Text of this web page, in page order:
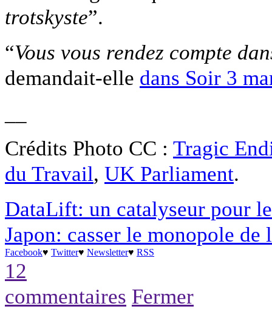
trotskyste”.
“Vous vous rendez compte
demandait-elle dans Soir 3
Crédits Photo CC : Tragic
du Travail, UK Parliament.
DataLift: un catalyseur pour
Japon: casser le monopole
Facebook♥ Twitter♥ Newsletter♥ RSS
12
commentaires Fermer